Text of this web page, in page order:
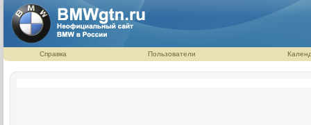
Справка Пользователи